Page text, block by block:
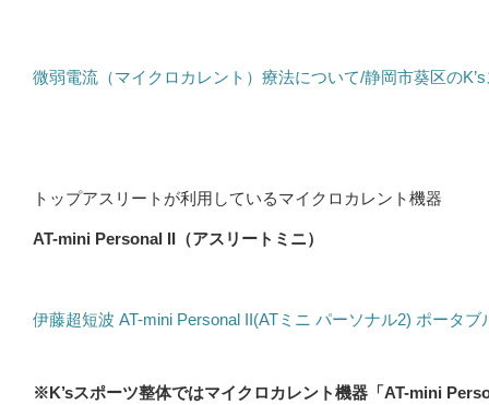
微弱電流（マイクロカレント）療法について/静岡市葵区の
トップアスリートが利用しているマイクロカレント機器
AT-mini Personal II（アスリートミニ）
伊藤超短波 AT-mini Personal II(ATミニ パーソナル2) ポータ
※K’sスポーツ整体ではマイクロカレント機器「AT-mini